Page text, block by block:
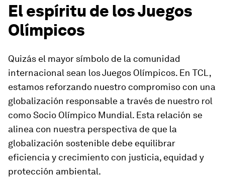
El espíritu de los Juegos
Olímpicos
Quizás el mayor símbolo de la comunidad
internacional sean los Juegos Olímpicos. En TCL,
estamos reforzando nuestro compromiso con una
globalización responsable a través de nuestro rol
como Socio Olímpico Mundial. Esta relación se
alinea con nuestra perspectiva de que la
globalización sostenible debe equilibrar
eficiencia y crecimiento con justicia, equidad y
protección ambiental.